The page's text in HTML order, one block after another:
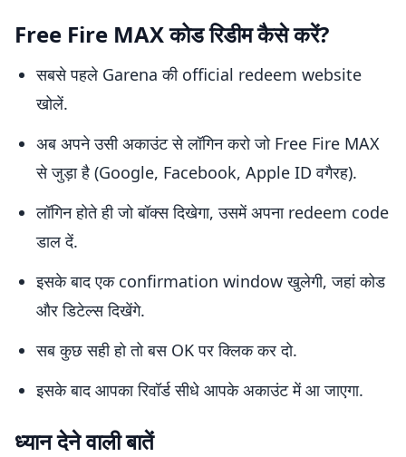
Free Fire MAX कोड रिडीम कैसे करें?
सबसे पहले Garena की official redeem website
खोलें.
अब अपने उसी अकाउंट से लॉगिन करो जो Free Fire MAX
से जुड़ा है (Google, Facebook, Apple ID वगैरह).
लॉगिन होते ही जो बॉक्स दिखेगा, उसमें अपना redeem code
डाल दें.
इसके बाद एक confirmation window खुलेगी, जहां कोड
और डिटेल्स दिखेंगे.
सब कुछ सही हो तो बस OK पर क्लिक कर दो.
इसके बाद आपका रिवॉर्ड सीधे आपके अकाउंट में आ जाएगा.
ध्यान देने वाली बातें